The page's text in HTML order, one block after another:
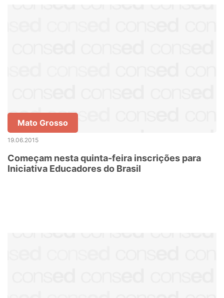
Mato Grosso
19.06.2015
Começam nesta quinta-feira inscrições para
Iniciativa Educadores do Brasil